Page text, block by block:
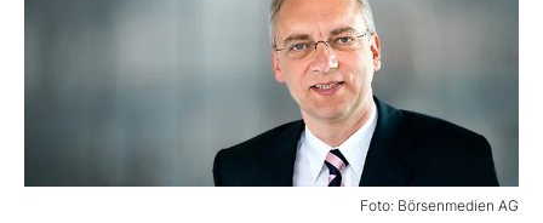
Foto: Börsenmedien AG